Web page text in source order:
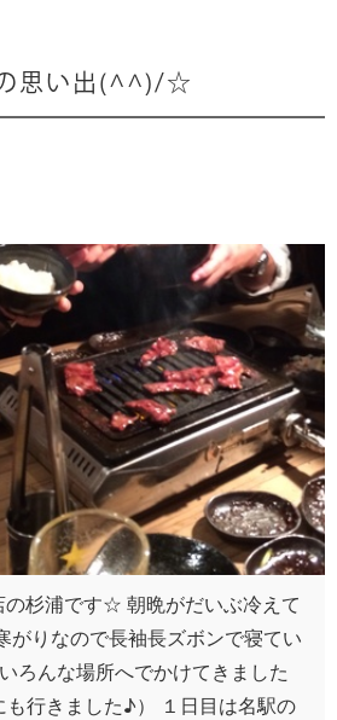
思い出(^^)/☆
の杉浦です☆ 朝晩がだいぶ冷えて
がりなので長袖長ズボンで寝てい
ろんな場所へでかけてきました
行きました♪） １日目は名駅の